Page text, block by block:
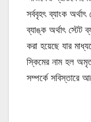
সর্ববৃহৎ ব্যাংক
ব্যাঙ্ক অর্থাৎ স্টেট
করা হয়েছে যার
স্কিমের নাম হল
সম্পর্কে সবিস্তারে